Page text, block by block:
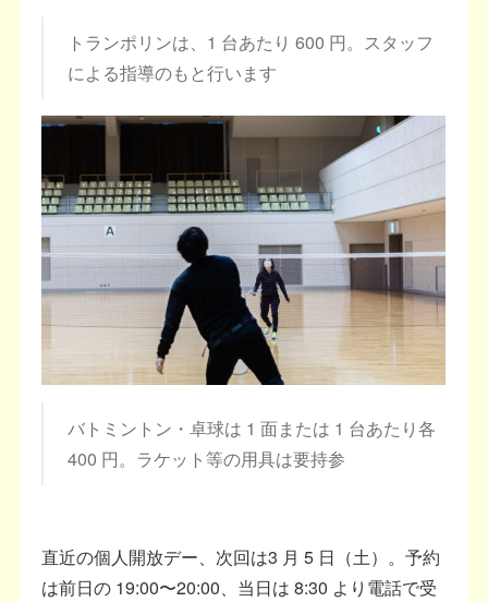
トランポリンは、1 台あたり 600 円。スタッフ
による指導のもと行います
バトミントン・卓球は 1 面または 1 台あたり各
400 円。ラケット等の用具は要持参
直近の個人開放デー、次回は3 月 5 日（土）。予約
は前日の 19:00〜20:00、当日は 8:30 より電話で受